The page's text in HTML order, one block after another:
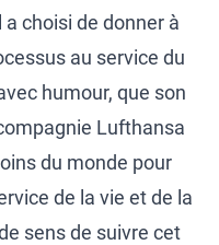
a choisi de donner à
au service du
humour, que son
Lufthansa
du monde pour
de la vie et de la
sens de suivre cet